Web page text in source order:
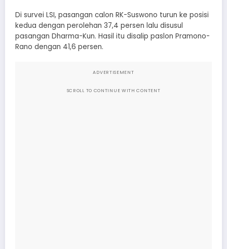
Di survei LSI, pasangan calon RK-Suswono turun ke posisi
kedua dengan perolehan 37,4 persen lalu disusul
pasangan Dharma-Kun. Hasil itu disalip paslon Pramono-
Rano dengan 41,6 persen.
ADVERTISEMENT
SCROLL TO CONTINUE WITH CONTENT